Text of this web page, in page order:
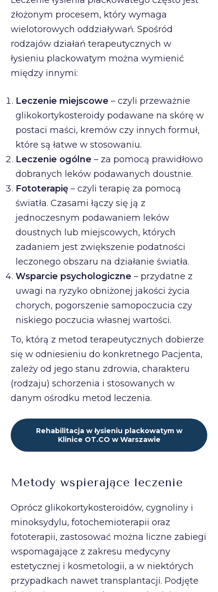
złożonym procesem, który wymaga
wielotorowych oddziaływań. Spośród
rodzajów działań terapeutycznych w
łysieniu plackowatym można wymienić
między innymi:
Leczenie miejscowe – czyli przeważnie
glikokortykosteroidy podawane na skórę w
postaci maści, kremów czy innych formuł,
które są łatwe w stosowaniu.
Leczenie ogólne – za pomocą prawidłowo
dobranych leków podawanych doustnie.
Fototerapię – czyli terapię za pomocą
światła. Czasami łączy się ją z
jednoczesnym podawaniem leków
doustnych lub miejscowych, których
zadaniem jest zwiększenie podatności
leczonego obszaru na działanie światła.
Wsparcie psychologiczne – przydatne z
uwagi na ryzyko obniżonej jakości życia
chorych, pogorszenie samopoczucia czy
niskiego poczucia własnej wartości.
To, którą z metod terapeutycznych dobierze
się w odniesieniu do konkretnego Pacjenta,
zależy od jego stanu zdrowia, charakteru
(rodzaju) schorzenia i stosowanych w
danym ośrodku metod leczenia.
Rehabilitacja w łysieniu plackowatym w
Klinice OT.CO w Warszawie
Metody wspierające leczenie
Oprócz glikokortykosteroidów, cygnoliny i
minoksydylu, fotochemioterapii oraz
fototerapii, zastosować można liczne zabiegi
wspomagające z zakresu medycyny
estetycznej i kosmetologii, a w niektórych
przypadkach nawet transplantacji. Podjęte